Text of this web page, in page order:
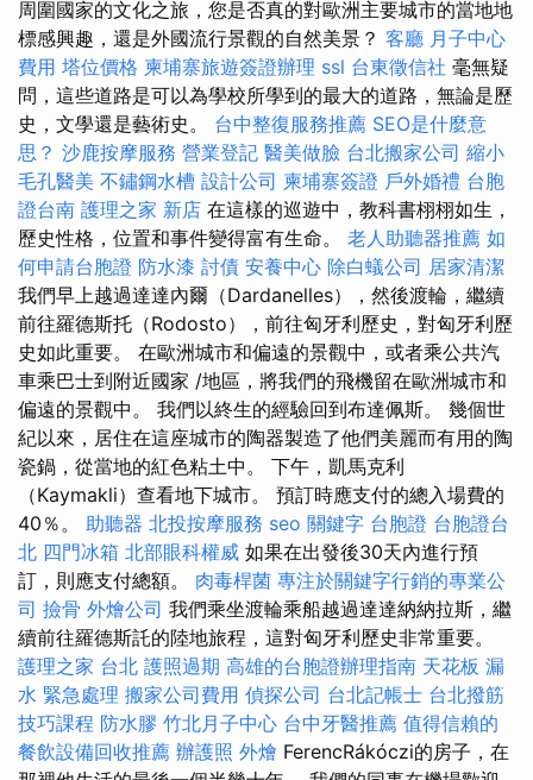
周圍國家的文化之旅，您是否真的對歐洲主要城市的當地地
標感興趣，還是外國流行景觀的自然美景？ 客廳 月子中心
費用 塔位價格 柬埔寨旅遊簽證辦理 ssl 台東徵信社 毫無疑
問，這些道路是可以為學校所學到的最大的道路，無論是歷
史，文學還是藝術史。 台中整復服務推薦 SEO是什麼意
思？ 沙鹿按摩服務 營業登記 醫美做臉 台北搬家公司 縮小
毛孔醫美 不鏽鋼水槽 設計公司 柬埔寨簽證 戶外婚禮 台胞
證台南 護理之家 新店 在這樣的巡遊中，教科書栩栩如生，
歷史性格，位置和事件變得富有生命。 老人助聽器推薦 如
何申請台胞證 防水漆 討債 安養中心 除白蟻公司 居家清潔
我們早上越過達達內爾（Dardanelles），然後渡輪，繼續
前往羅德斯托（Rodosto），前往匈牙利歷史，對匈牙利歷
史如此重要。 在歐洲城市和偏遠的景觀中，或者乘公共汽
車乘巴士到附近國家 /地區，將我們的飛機留在歐洲城市和
偏遠的景觀中。 我們以終生的經驗回到布達佩斯。 幾個世
紀以來，居住在這座城市的陶器製造了他們美麗而有用的陶
瓷鍋，從當地的紅色粘土中。 下午，凱馬克利
（Kaymakli）查看地下城市。 預訂時應支付的總入場費的
40％。 助聽器 北投按摩服務 seo 關鍵字 台胞證 台胞證台
北 四門冰箱 北部眼科權威 如果在出發後30天內進行預
訂，則應支付總額。 肉毒桿菌 專注於關鍵字行銷的專業公
司 撿骨 外燴公司 我們乘坐渡輪乘船越過達達納納拉斯，繼
續前往羅德斯託的陸地旅程，這對匈牙利歷史非常重要。
護理之家 台北 護照過期 高雄的台胞證辦理指南 天花板 漏
水 緊急處理 搬家公司費用 偵探公司 台北記帳士 台北撥筋
技巧課程 防水膠 竹北月子中心 台中牙醫推薦 值得信賴的
餐飲設備回收推薦 辦護照 外燴 FerencRákóczi的房子，在